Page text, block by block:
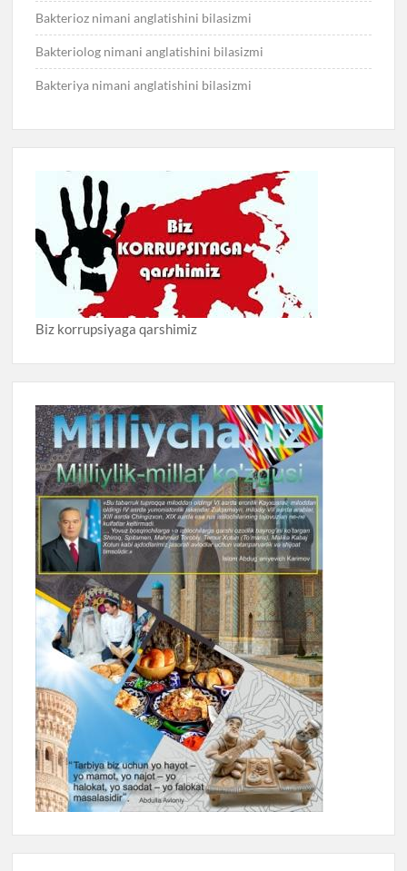
Bakterioz nimani anglatishini bilasizmi
Bakteriolog nimani anglatishini bilasizmi
Bakteriya nimani anglatishini bilasizmi
Biz korrupsiyaga qarshimiz